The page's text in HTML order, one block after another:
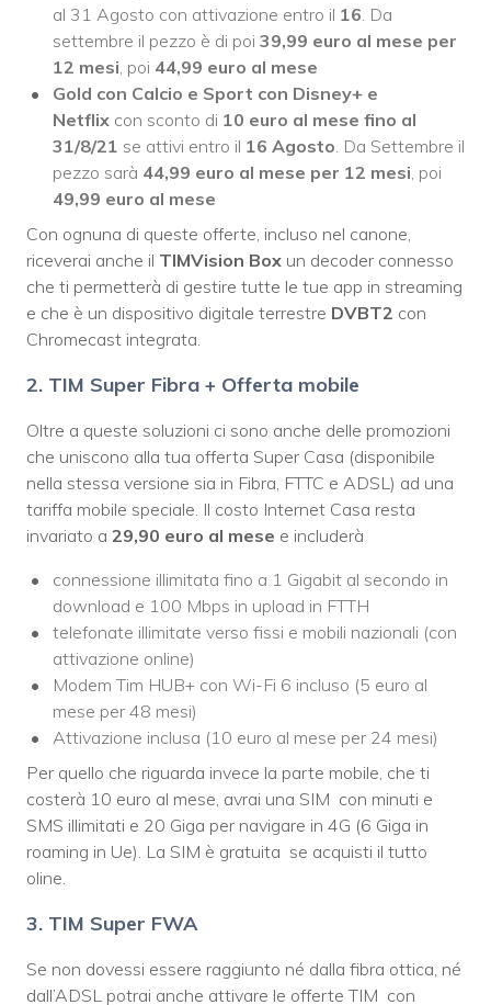
al 31 Agosto con attivazione entro il 16 . Da
settembre il pezzo è di poi 39,99 euro al mese per
12 mesi , poi 44,99 euro al mese
Gold con Calcio e Sport con Disney+ e
Netflix con sconto di 10 euro al mese fino al
31/8/21 se attivi entro il 16 Agosto . Da Settembre il
pezzo sarà 44,99 euro al mese per 12 mesi , poi
49,99 euro al mese
Con ognuna di queste offerte, incluso nel canone,
riceverai anche il TIMVision Box un decoder connesso
che ti permetterà di gestire tutte le tue app in streaming
e che è un dispositivo digitale terrestre DVBT2 con
Chromecast integrata.
2. TIM Super Fibra + Offerta mobile
Oltre a queste soluzioni ci sono anche delle promozioni
che uniscono alla tua offerta Super Casa (disponibile
nella stessa versione sia in Fibra, FTTC e ADSL) ad una
tariffa mobile speciale. Il costo Internet Casa resta
invariato a 29,90 euro al mese e includerà
connessione illimitata fino a 1 Gigabit al secondo in
download e 100 Mbps in upload in FTTH
telefonate illimitate verso fissi e mobili nazionali (con
attivazione online)
Modem Tim HUB+ con Wi-Fi 6 incluso (5 euro al
mese per 48 mesi)
Attivazione inclusa (10 euro al mese per 24 mesi)
Per quello che riguarda invece la parte mobile, che ti
costerà 10 euro al mese, avrai una SIM con minuti e
SMS illimitati e 20 Giga per navigare in 4G (6 Giga in
roaming in Ue). La SIM è gratuita se acquisti il tutto
oline.
3. TIM Super FWA
Se non dovessi essere raggiunto né dalla fibra ottica, né
dall’ADSL potrai anche attivare le offerte TIM con